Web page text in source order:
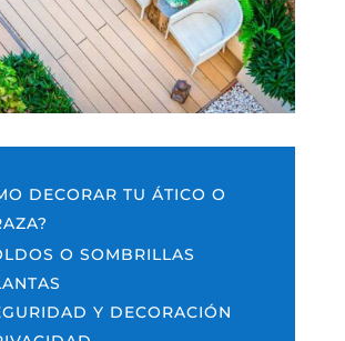
DECORAR TU ÁTICO O
O SOMBRILLAS
Y DECORACIÓN